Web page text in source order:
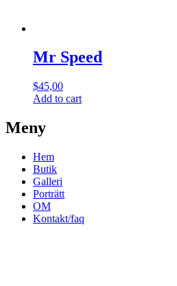
Mr Speed
$45,00
Add to cart
Meny
Hem
Butik
Galleri
Porträtt
OM
Kontakt/faq